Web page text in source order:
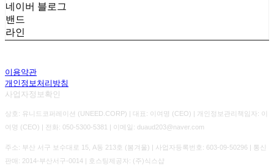
네이버 블로그
밴드
라인
이용약관
개인정보처리방침
사업자정보확인
상호: 유니드코퍼레이션 (UNEED.CORP) | 대표: 이여명 (CEO) | 개인정보관리책임자: 이
여명 (CEO) | 전화: 050-5300-5381 | 이메일: duaud203@naver.com
주소: 부산 서구 보수대로 15, A동 213호 (봄겨울) | 사업자등록번호: 603-09-50296 | 통신
판매: 2014-부산서구-0014 | 호스팅제공자: (주)식스샵